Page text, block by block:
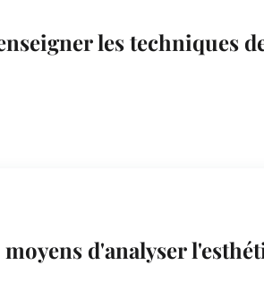
les techniques
d'analyser